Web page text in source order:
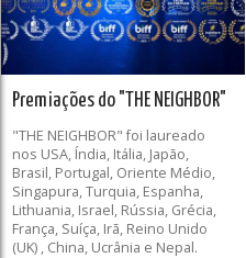
Premiações do "THE NEIGHBOR"
"THE NEIGHBOR" foi laureado
nos USA, Índia, Itália, Japão,
Brasil, Portugal, Oriente Médio,
Singapura, Turquia, Espanha,
Lithuania, Israel, Rússia, Grécia,
França, Suíça, Irã, Reino Unido
(UK) , China, Ucrânia e Nepal.